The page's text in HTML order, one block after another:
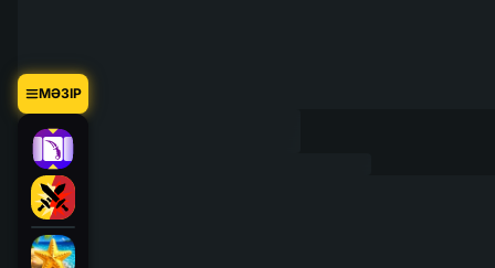
МӘЗІР